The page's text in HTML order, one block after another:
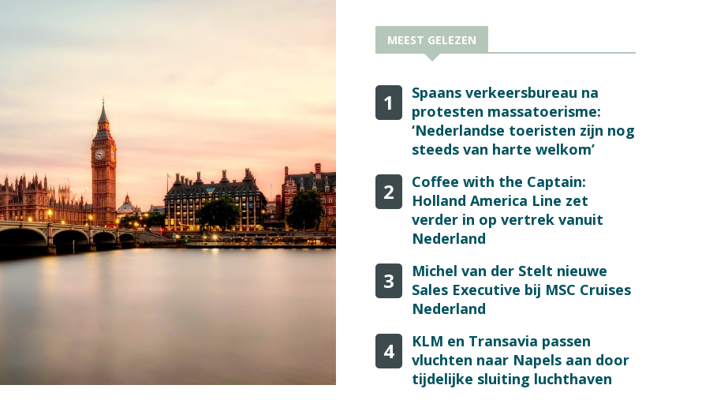
MEEST GELEZEN
1
Spaans verkeersbureau na
protesten massatoerisme:
‘Nederlandse toeristen zijn nog
steeds van harte welkom’
2
Coffee with the Captain:
Holland America Line zet
verder in op vertrek vanuit
Nederland
3
Michel van der Stelt nieuwe
Sales Executive bij MSC Cruises
Nederland
4
KLM en Transavia passen
vluchten naar Napels aan door
tijdelijke sluiting luchthaven